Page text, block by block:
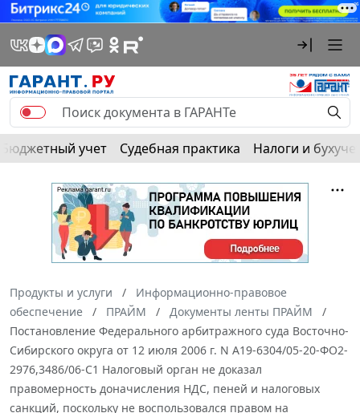
Бюджетный учет Судебная практика Налоги и
Продукты и услуги
Информационно-правовое
обеспечение
ПРАЙМ
Документы ленты ПРАЙМ
Постановление Федерального арбитражного суда Восточно-
Сибирского округа от 12 июля 2006 г. N А19-6304/05-20-ФО2-
2976,3486/06-С1 Налоговый орган не доказал
правомерность доначисления НДС, пеней и налоговых
санкций, поскольку не воспользовался правом на